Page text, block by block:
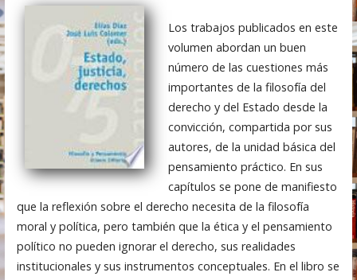
n
i
d
o
Los trabajos publicados en este
volumen abordan un buen
número de las cuestiones más
importantes de la filosofía del
derecho y del Estado desde la
convicción, compartida por sus
autores, de la unidad básica del
pensamiento práctico. En sus
capítulos se pone de manifiesto
que la reflexión sobre el derecho necesita de la filosofía
moral y política, pero también que la ética y el pensamiento
político no pueden ignorar el derecho, sus realidades
institucionales y sus instrumentos conceptuales. En el libro se